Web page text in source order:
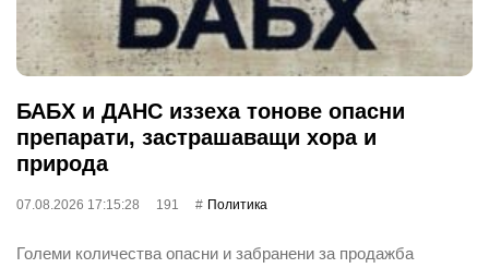
БАБХ и ДАНС иззеха тонове опасни
препарати, застрашаващи хора и
природа
07.08.2026 17:15:28 191 Политика
Големи количества опасни и забранени за продажба